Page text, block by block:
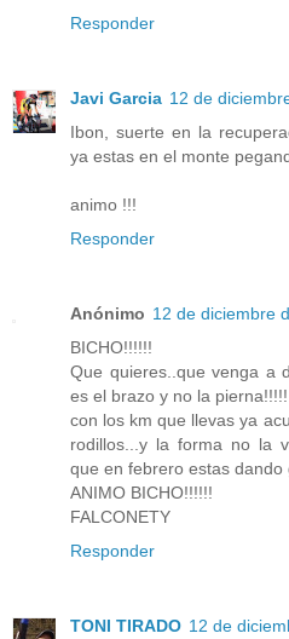
Responder
Javi Garcia 12 de
Ibon, suerte en la
ya estas en el monte
animo !!!
Responder
Anónimo 12 de diciembre
BICHO!!!!!!
Que quieres..que venga a
es el brazo y no la pierna!!!!!
con los km que llevas ya
rodillos...y la forma no la
que en febrero estas dando
ANIMO BICHO!!!!!!
FALCONETY
Responder
TONI TIRADO 12 de